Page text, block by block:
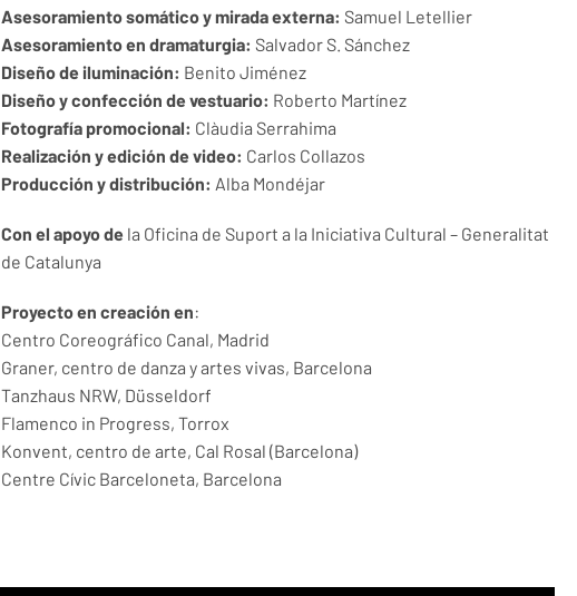
Asesoramiento somático y mirada externa: Samuel Letellier
Asesoramiento en dramaturgia: Salvador S. Sánchez
Diseño de iluminación: Benito Jiménez
Diseño y confección de vestuario: Roberto Martínez
Fotografía promocional: Clàudia Serrahima
Realización y edición de video: Carlos Collazos
Producción y distribución: Alba Mondéjar
Con el apoyo dela Oficina de Suport a la Iniciativa Cultural – Generalitat
de Catalunya
Proyecto en creación en:
Centro Coreográfico Canal, Madrid
Graner, centro de danza y artes vivas, Barcelona
Tanzhaus NRW, Düsseldorf
Flamenco in Progress, Torrox
Konvent, centro de arte, Cal Rosal (Barcelona)
Centre Cívic Barceloneta, Barcelona